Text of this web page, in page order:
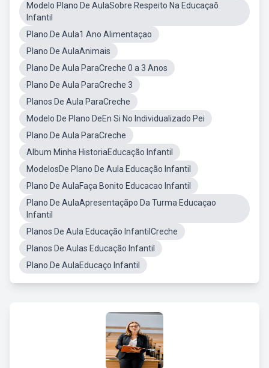
Modelo Plano De AulaSobre Respeito Na Educaçaõ
Infantil
Plano De Aula1 Ano Alimentaçao
Plano De AulaAnimais
Plano De Aula ParaCreche 0 a 3 Anos
Plano De Aula ParaCreche 3
Planos De Aula ParaCreche
Modelo De Plano DeEn Si No Individualizado Pei
Plano De Aula ParaCreche
Album Minha HistoriaEducação Infantil
ModelosDe Plano De Aula Educação Infantil
Plano De AulaFaça Bonito Educacao Infantil
Plano De AulaApresentaçãpo Da Turma Educaçao
Infantil
Planos De Aula Educação InfantilCreche
Planos De Aulas Educação Infantil
Plano De AulaEducaço Infantil